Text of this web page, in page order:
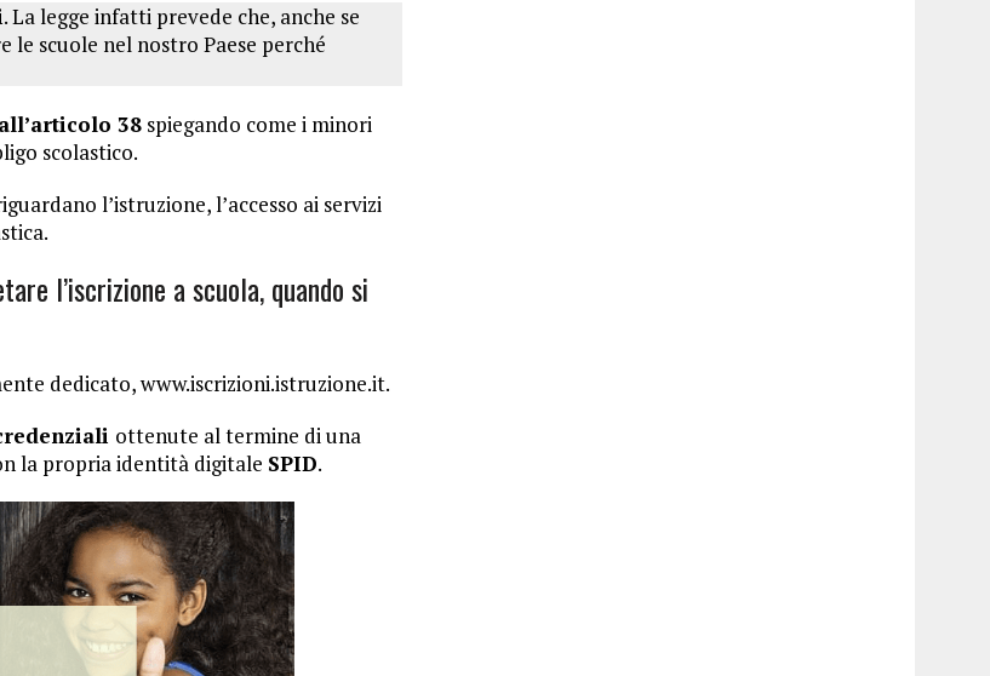
. La legge infatti prevede che, anche se
le scuole nel nostro Paese perché
38 spiegando come i minori
scolastico.
l’istruzione, l’accesso ai servizi
l’iscrizione a scuola, quando si
dedicato, www.iscrizioni.istruzione.it.
ottenute al termine di una
la propria identità digitale SPID.